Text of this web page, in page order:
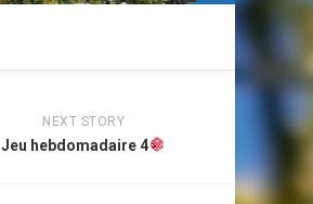
NEXT STORY
Jeu hebdomadaire 4